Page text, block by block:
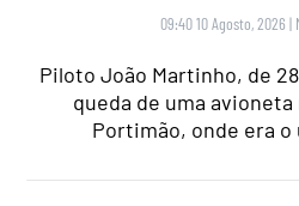
09:40 10 Agosto, 2026 |
Piloto João Martinho, de
queda de uma
Portimão, onde era